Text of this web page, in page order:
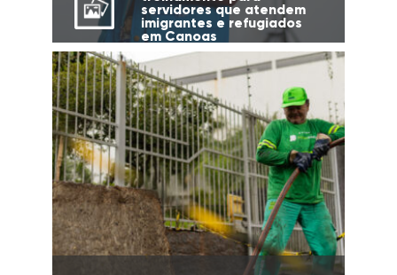
servidores que atendem
imigrantes e refugiados
em Canoas